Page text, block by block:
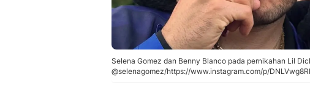
Selena Gomez dan Benny Blanco pada pernikahan Lil
@selenagomez/https://www.instagram.com/p/